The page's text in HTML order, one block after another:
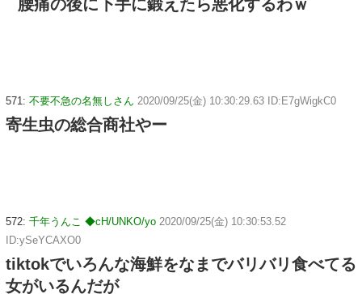
腰痛の後に下手に鍛えたら悪化するわｗ
571: 不要不急の名無しさん 2020/09/25(金) 10:30:29.63 ID:E7gWigkC0
寄生虫の総合商社やー
572: 千年うんこ ◆cH/UNKO/yo 2020/09/25(金) 10:30:53.52
ID:ySeYCAXO0
tiktokでいろんな海鮮をなまでバリバリ食べてる
女がいるんだが